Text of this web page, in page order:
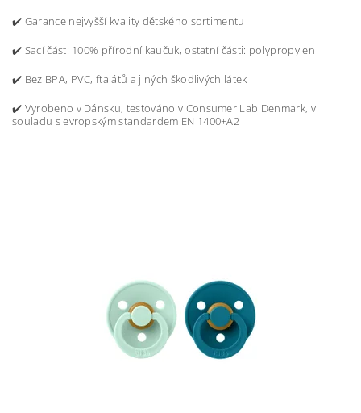
✔️ Garance nejvyšší kvality dětského sortimentu
✔️ Sací část: 100% přírodní kaučuk, ostatní části: polypropylen
✔️ Bez BPA, PVC, ftalátů a jiných škodlivých látek
✔️ Vyrobeno v Dánsku, testováno v Consumer Lab Denmark, v
souladu s evropským standardem EN 1400+A2